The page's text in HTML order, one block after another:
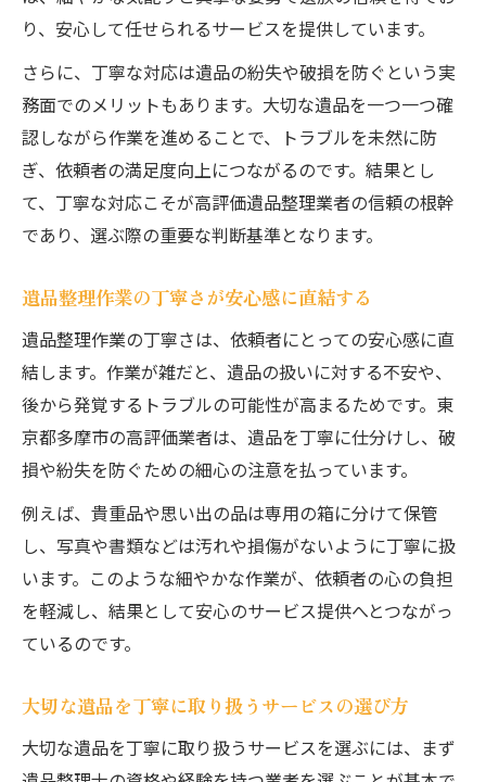
り、安心して任せられるサービスを提供しています。
さらに、丁寧な対応は遺品の紛失や破損を防ぐという実
務面でのメリットもあります。大切な遺品を一つ一つ確
認しながら作業を進めることで、トラブルを未然に防
ぎ、依頼者の満足度向上につながるのです。結果とし
て、丁寧な対応こそが高評価遺品整理業者の信頼の根幹
であり、選ぶ際の重要な判断基準となります。
遺品整理作業の丁寧さが安心感に直結する
遺品整理作業の丁寧さは、依頼者にとっての安心感に直
結します。作業が雑だと、遺品の扱いに対する不安や、
後から発覚するトラブルの可能性が高まるためです。東
京都多摩市の高評価業者は、遺品を丁寧に仕分けし、破
損や紛失を防ぐための細心の注意を払っています。
例えば、貴重品や思い出の品は専用の箱に分けて保管
し、写真や書類などは汚れや損傷がないように丁寧に扱
います。このような細やかな作業が、依頼者の心の負担
を軽減し、結果として安心のサービス提供へとつながっ
ているのです。
大切な遺品を丁寧に取り扱うサービスの選び方
大切な遺品を丁寧に取り扱うサービスを選ぶには、まず